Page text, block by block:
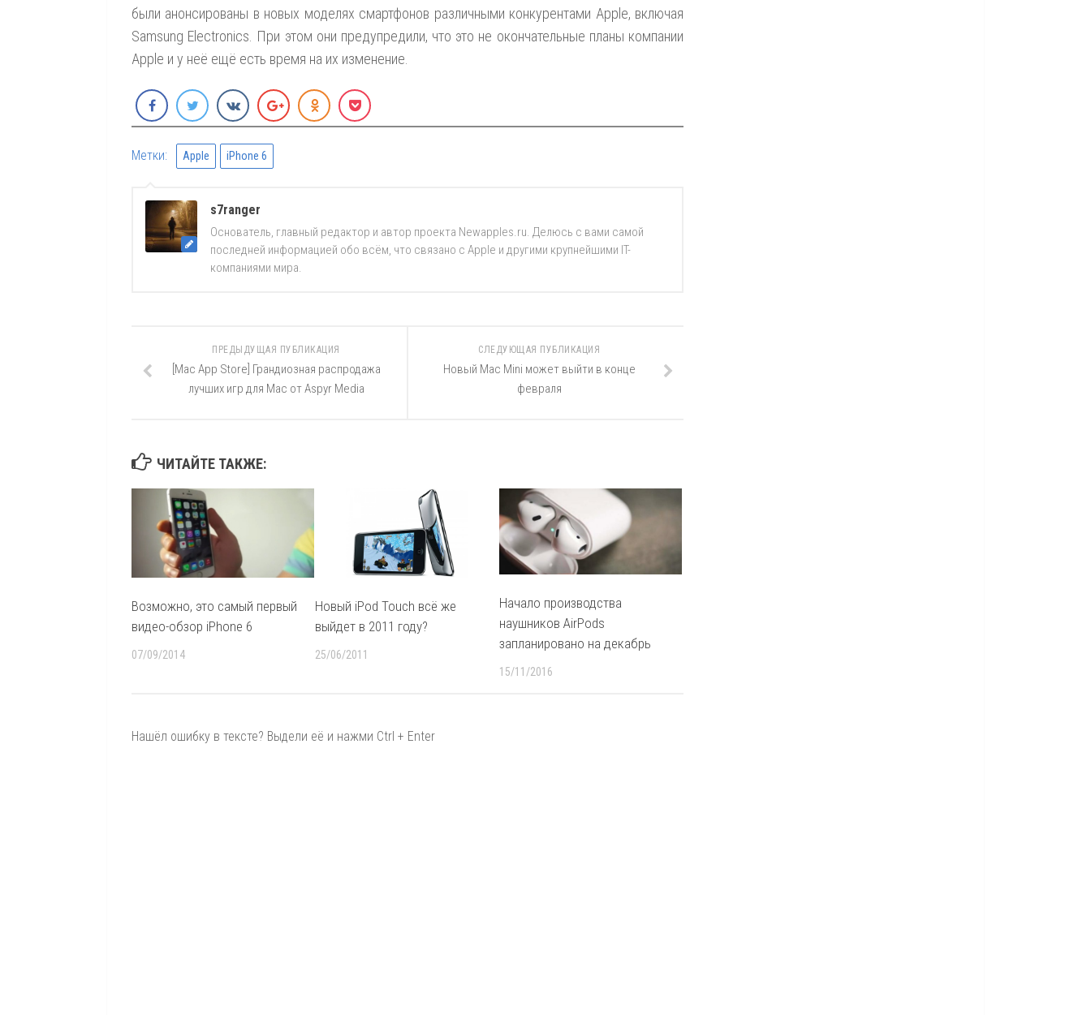
были анонсированы в новых моделях смартфонов различными конкурентами Apple, включая
Samsung Electronics. При этом они предупредили, что это не окончательные планы компании
Apple и у неё ещё есть время на их изменение.
Метки: Apple iPhone 6
s7ranger
Основатель, главный редактор и автор проекта Newapples.ru. Делюсь с вами самой
последней информацией обо всём, что связано с Apple и другими крупнейшими IT-
компаниями мира.
СЛЕДУЮЩАЯ ПУБЛИКАЦИЯ
Новый Mac Mini может выйти в конце
февраля
ПРЕДЫДУЩАЯ ПУБЛИКАЦИЯ
[Mac App Store] Грандиозная распродажа
лучших игр для Mac от Aspyr Media
ЧИТАЙТЕ ТАКЖЕ:
Возможно, это самый первый
видео-обзор iPhone 6
07/09/2014
Новый iPod Touch всё же
выйдет в 2011 году?
25/06/2011
Начало производства
наушников AirPods
запланировано на декабрь
15/11/2016
Нашёл ошибку в тексте? Выдели её и нажми Ctrl + Enter